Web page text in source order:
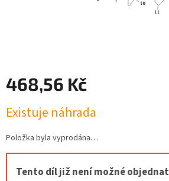
468,56 Kč
cena:
Existuje náhrada
Položka byla vyprodána…
Tento díl již není možné objednat